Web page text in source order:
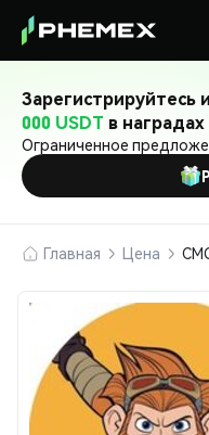
Зарегистрируйтесь
000 USDT в наградах
Ограниченное
Главная Цена